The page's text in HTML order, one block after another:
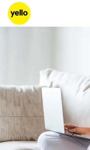
Zum Inhalt springen